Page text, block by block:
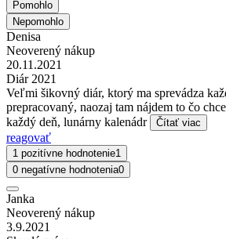
Pomohlo
Nepomohlo
Denisa
Neoverený nákup
20.11.2021
Diár 2021
Veľmi šikovný diár, ktorý ma sprevádza
prepracovaný, naozaj tam nájdem to čo
každý deň, lunárny kalenádr
Čítať viac
reagovať
1 pozitívne hodnotenie1
0 negatívne hodnotenia0
Janka
Neoverený nákup
3.9.2021